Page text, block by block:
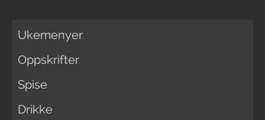
Ukemenyer
Oppskrifter
Spise
Drikke